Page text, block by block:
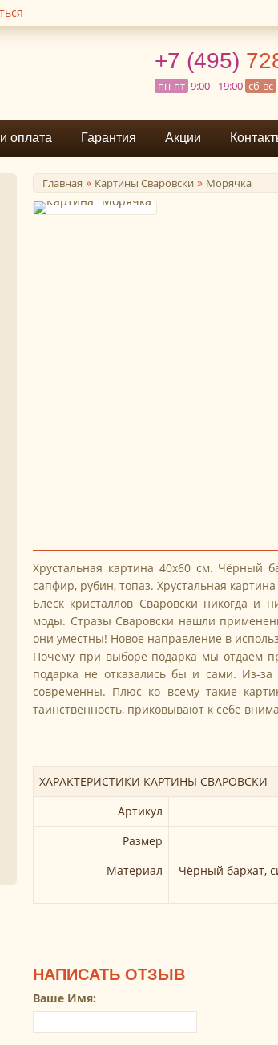
+7 (495)
пн-пт 9:00 - 19:00 сб-вс
оплата Гарантия Акции
Главная » Картины Сваровски » Морячка
Хрустальная картина 40х60 см. Чёрный
сапфир, рубин, топаз. Хрустальная
Блеск кристаллов Сваровски никогда и
моды. Стразы Сваровски нашли
они уместны! Новое направление в
Почему при выборе подарка мы отдаем
подарка не отказались бы и сами. Из-
современны. Плюс ко всему такие
таинственность, приковывают к себе
ХАРАКТЕРИСТИКИ КАРТИНЫ СВАРОВСКИ
Артикул
Размер
Материал
Чёрный бархат,
НАПИСАТЬ ОТЗЫВ
Ваше Имя: